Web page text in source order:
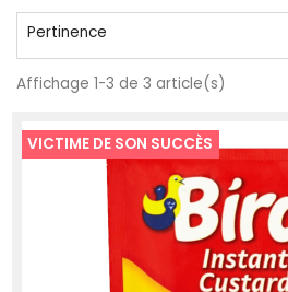
Pertinence
Affichage 1-3 de 3 article(s)
VICTIME DE SON SUCCÈS